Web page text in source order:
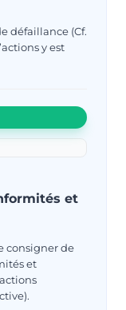
défaillance (Cf.
y est
et
consigner de
et